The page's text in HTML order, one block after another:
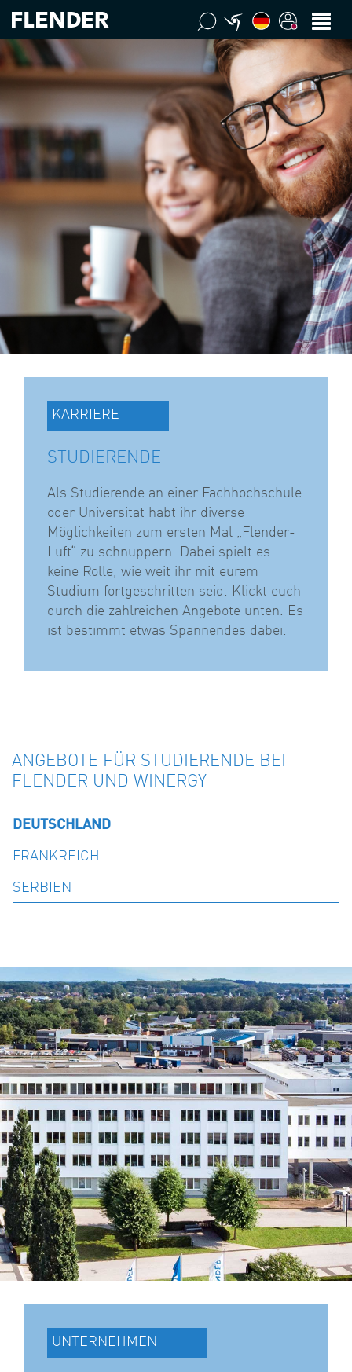
KARRIERE
STUDIERENDE
Als Studierende an einer Fachhochschule
oder Universität habt ihr diverse
Möglichkeiten zum ersten Mal „Flender-
Luft“ zu schnuppern. Dabei spielt es
keine Rolle, wie weit ihr mit eurem
Studium fortgeschritten seid. Klickt euch
durch die zahlreichen Angebote unten. Es
ist bestimmt etwas Spannendes dabei.
ANGEBOTE FÜR STUDIERENDE BEI
FLENDER UND WINERGY
DEUTSCHLAND
FRANKREICH
SERBIEN
UNTERNEHMEN